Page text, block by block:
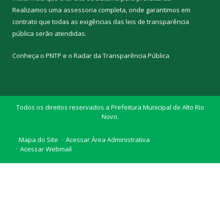
Realizamos uma assessoria completa, onde garantimos em
contrato que todas as exigências das leis de transparência
pública serão atendidas.
Conheça o PNTP e o Radar da Transparência Pública
Todos os direitos reservados a Prefeitura Municipal de Alto Rio
Novo.
Mapa do Site
Acessar Área Administrativa
Acessar Webmail